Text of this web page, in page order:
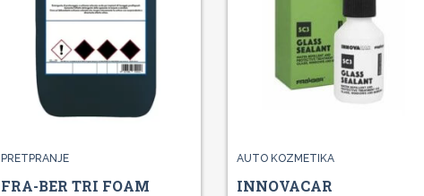
PRETPRANJE
FRA-BER TRI FOAM
AUTO KOZMETIKA
INNOVACAR